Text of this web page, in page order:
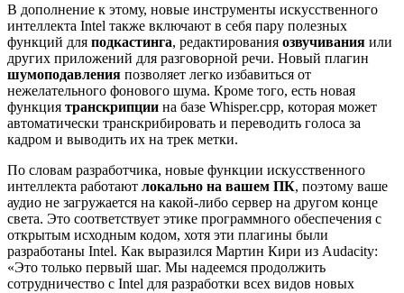
В дополнение к этому, новые инструменты искусственного
интеллекта Intel также включают в себя пару полезных
функций для подкастинга, редактирования озвучивания или
других приложений для разговорной речи. Новый плагин
шумоподавления позволяет легко избавиться от
нежелательного фонового шума. Кроме того, есть новая
функция транскрипции на базе Whisper.cpp, которая может
автоматически транскрибировать и переводить голоса за
кадром и выводить их на трек метки.
По словам разработчика, новые функции искусственного
интеллекта работают локально на вашем ПК, поэтому ваше
аудио не загружается на какой-либо сервер на другом конце
света. Это соответствует этике программного обеспечения с
открытым исходным кодом, хотя эти плагины были
разработаны Intel. Как выразился Мартин Кири из Audacity:
«Это только первый шаг. Мы надеемся продолжить
сотрудничество с Intel для разработки всех видов новых